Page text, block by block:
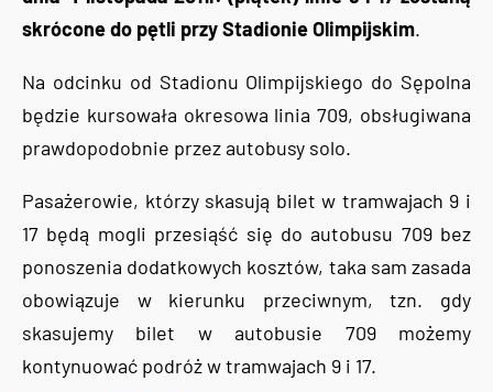
skrócone do pętli przy Stadionie Olimpijskim.
Na odcinku od Stadionu Olimpijskiego do Sępolna
będzie kursowała okresowa linia 709, obsługiwana
prawdopodobnie przez autobusy solo.
Pasażerowie, którzy skasują bilet w tramwajach 9 i
17 będą mogli przesiąść się do autobusu 709 bez
ponoszenia dodatkowych kosztów, taka sam zasada
obowiązuje w kierunku przeciwnym, tzn. gdy
skasujemy bilet w autobusie 709 możemy
kontynuować podróż w tramwajach 9 i 17.